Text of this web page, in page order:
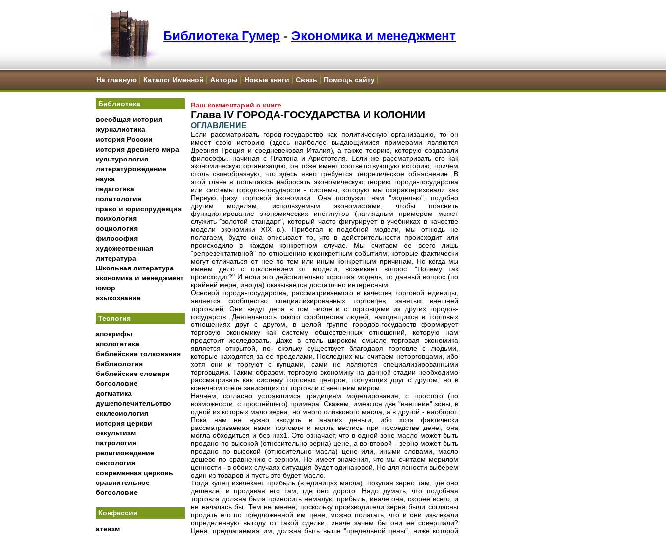
Библиотека Гумер - Экономика и менеджмент
На главную Каталог Именной Авторы Новые книги Связь Помощь сайту
Библиотека
всеобщая история
журналистика
история России
история древнего мира
культурология
литературоведение
наука
педагогика
политология
право и юриспруденция
психология
социология
философия
художественная
литература
Школьная литература
экономика и менеджмент
юмор
языкознание
Теология
апокрифы
апологетика
библейские толкования
библиология
библейские словари
богословие
догматика
душепопечительство
екклесиология
история церкви
оккультизм
патрология
религиоведение
сектология
современная церковь
сравнительное
богословие
Конфессии
атеизм
Ваш комментарий о книге
Глава IV ГОРОДА-ГОСУДАРСТВА И КОЛОНИИ
ОГЛАВЛЕНИЕ
Если рассматривать город-государство как политическую организацию, то он
имеет свою историю (здесь наиболее выдающимися примерами являются
Древняя Греция и средневековая Италия), а также теорию, которую создавали
философы, начиная с Платона и Аристотеля. Если же рассматривать его как
экономическую организацию, он тоже имеет соответствующую историю, причем
столь своеобразную, что здесь явно требуется теоретическое объяснение. В
этой главе я попытаюсь набросать экономическую теорию города-государства
или системы городов-государств - системы, которую мы охарактеризовали как
Первую фазу торговой экономики. Она послужит нам "моделью", подобно
другим моделям, используемым экономистами, чтобы пояснить
функционирование экономических институтов (наглядным примером может
служить "золотой стандарт", который часто фигурирует в учебниках в качестве
модели экономики XIX в.). Прибегая к подобной модели, мы отнюдь не
полагаем, будто она описывает то, что в действительности происходит или
происходило в каждом конкретном случае. Мы считаем ее всего лишь
"репрезентативной" по отношению к конкретным событиям, которые фактически
могут отличаться от нее по тем или иным конкретным причинам. Но когда мы
имеем дело с отклонением от модели, возникает вопрос: "Почему так
происходит?" И если это действительно хорошая модель, то данный вопрос (по
крайней мере, иногда) оказывается достаточно интересным.
Основой города-государства, рассматриваемого в качестве торговой единицы,
является сообщество специализированных торговцев, занятых внешней
торговлей. Они ведут дела в том числе и с торговцами из других городов-
государств. Деятельность такого сообщества людей, находящихся в торговых
отношениях друг с другом, в целой группе городов-государств формирует
торговую экономику как систему общественных отношений, которую нам
предстоит исследовать. Даже в столь широком смысле торговая экономика
является открытой, по- скольку существует благодаря торговле с людьми,
которые находятся за ее пределами. Последних мы считаем неторговцами, ибо
хотя они и торгуют с купцами, сами не являются специализированными
торговцами. Таким образом, торговую экономику на данной стадии необходимо
рассматривать как систему торговых центров, торгующих друг с другом, но в
конечном счете зависящих от торговли с внешним миром.
Начнем, согласно устоявшимся традициям моделирования, с простого (по
возможности, с простейшего) примера. Скажем, имеются две "внешние" зоны, в
одной из которых мало зерна, но много оливкового масла, а в другой - наоборот.
Пока нам не нужно вводить в анализ деньги, ибо хотя фактически
рассматриваемая нами торговля и могла вестись при посредстве денег, она
могла обходиться и без них1. Это означает, что в одной зоне масло может быть
продано по высокой (относительно зерна) цене, а во второй - зерно может быть
продано по высокой (относительно масла) цене или, иными словами, масло
дешево по сравнению с зерном. Не имеет значения, что мы считаем мерилом
ценности - в обоих случаях ситуация будет одинаковой. Но для ясности выберем
один из товаров и пусть это будет масло.
Тогда купец извлекает прибыль (в единицах масла), покупая зерно там, где оно
дешевле, и продавая его там, где оно дорого. Надо думать, что подобная
торговля должна была приносить немалую прибыль, иначе она, скорее всего, и
не началась бы. Тем не менее, поскольку производители зерна были согласны
продать его по предложенной им цене, можно полагать, что и они извлекали
определенную выгоду от такой сделки; иначе зачем бы они ее совершали?
Цена, предлагаемая им, должна быть выше "предельной цены", ниже которой